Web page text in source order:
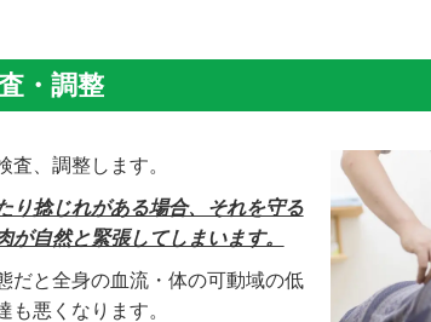
・調整
査、調整します。
り捻じれがある場合、それを守る
が自然と緊張してしまいます。
だと全身の血流・体の可動域の低
も悪くなります。